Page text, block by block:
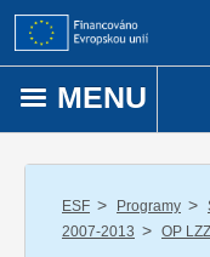
Přejít k obsahu
MENU
ESF / Programy /
2007-2013 / OP